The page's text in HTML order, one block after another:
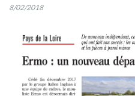
8/02/2018